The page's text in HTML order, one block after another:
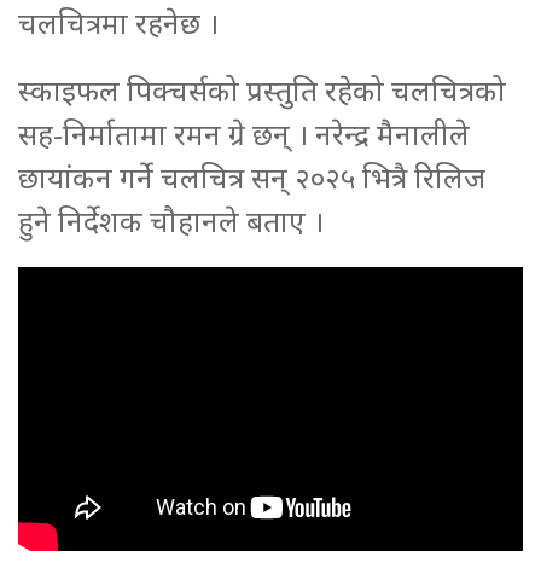
चलचित्रमा रहनेछ ।
स्काइफल पिक्चर्सको प्रस्तुति रहेको चलचित्रको
सह-निर्मातामा रमन ग्रे छन् । नरेन्द्र मैनालीले
छायांकन गर्ने चलचित्र सन् २०२५ भित्रै रिलिज
हुने निर्देशक चौहानले बताए ।